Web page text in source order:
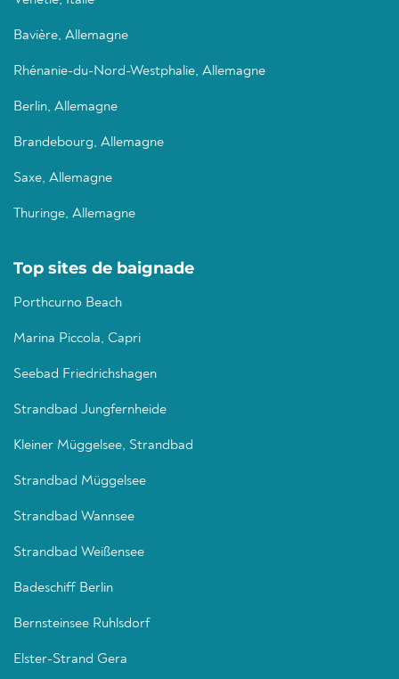
Bavière, Allemagne
Rhénanie-du-Nord-Westphalie, Allemagne
Berlin, Allemagne
Brandebourg, Allemagne
Saxe, Allemagne
Thuringe, Allemagne
Top sites de baignade
Porthcurno Beach
Marina Piccola, Capri
Seebad Friedrichshagen
Strandbad Jungfernheide
Kleiner Müggelsee, Strandbad
Strandbad Müggelsee
Strandbad Wannsee
Strandbad Weißensee
Badeschiff Berlin
Bernsteinsee Ruhlsdorf
Elster-Strand Gera